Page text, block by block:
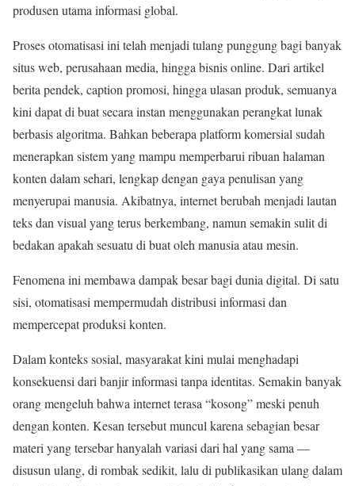
produsen utama informasi global.
Proses otomatisasi ini telah menjadi tulang punggung bagi banyak
situs web, perusahaan media, hingga bisnis online. Dari artikel
berita pendek, caption promosi, hingga ulasan produk, semuanya
kini dapat di buat secara instan menggunakan perangkat lunak
berbasis algoritma. Bahkan beberapa platform komersial sudah
menerapkan sistem yang mampu memperbarui ribuan halaman
konten dalam sehari, lengkap dengan gaya penulisan yang
menyerupai manusia. Akibatnya, internet berubah menjadi lautan
teks dan visual yang terus berkembang, namun semakin sulit di
bedakan apakah sesuatu di buat oleh manusia atau mesin.
Fenomena ini membawa dampak besar bagi dunia digital. Di satu
sisi, otomatisasi mempermudah distribusi informasi dan
mempercepat produksi konten.
Dalam konteks sosial, masyarakat kini mulai menghadapi
konsekuensi dari banjir informasi tanpa identitas. Semakin banyak
orang mengeluh bahwa internet terasa “kosong” meski penuh
dengan konten. Kesan tersebut muncul karena sebagian besar
materi yang tersebar hanyalah variasi dari hal yang sama —
disusun ulang, di rombak sedikit, lalu di publikasikan ulang dalam